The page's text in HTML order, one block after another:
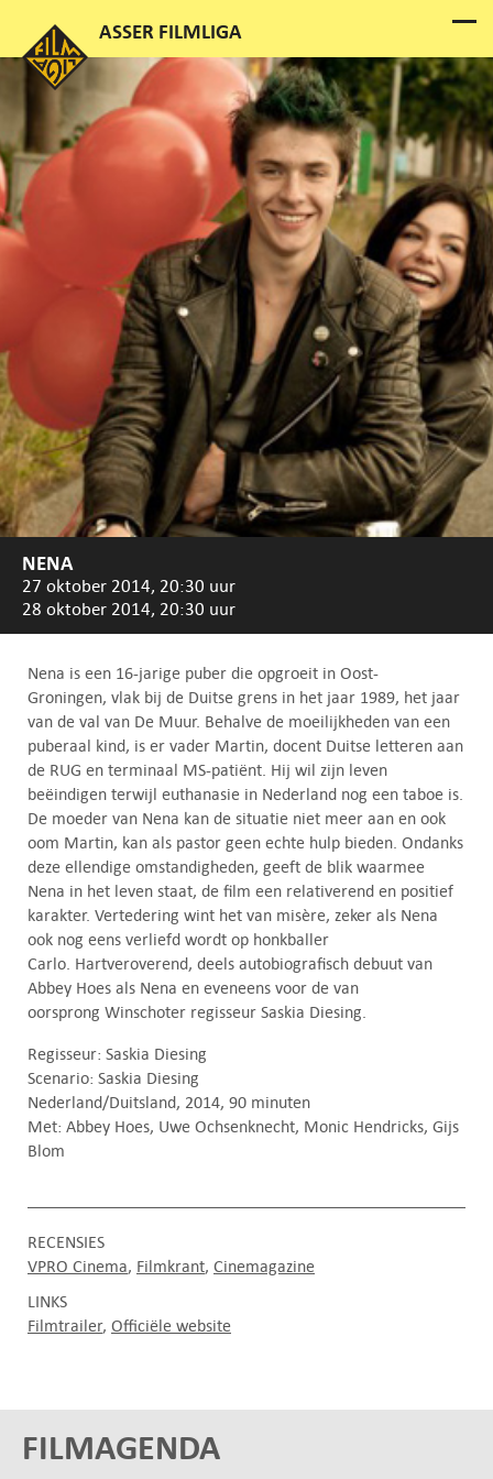
NENA
27 oktober 2014, 20:30 uur
28 oktober 2014, 20:30 uur
Nena is een 16-jarige puber die opgroeit in Oost-
Groningen, vlak bij de Duitse grens in het jaar 1989, het jaar
van de val van De Muur. Behalve de moeilijkheden van een
puberaal kind, is er vader Martin, docent Duitse letteren aan
de RUG en terminaal MS-patiënt. Hij wil zijn leven
beëindigen terwijl euthanasie in Nederland nog een taboe is.
De moeder van Nena kan de situatie niet meer aan en ook
oom Martin, kan als pastor geen echte hulp bieden. Ondanks
deze ellendige omstandigheden, geeft de blik waarmee
Nena in het leven staat, de film een relativerend en positief
karakter. Vertedering wint het van misère, zeker als Nena
ook nog eens verliefd wordt op honkballer
Carlo. Hartveroverend, deels autobiografisch debuut van
Abbey Hoes als Nena en eveneens voor de van
oorsprong Winschoter regisseur Saskia Diesing.
Regisseur: Saskia Diesing
Scenario: Saskia Diesing
Nederland/Duitsland, 2014, 90 minuten
Met: Abbey Hoes, Uwe Ochsenknecht, Monic Hendricks, Gijs
Blom
RECENSIES
VPRO Cinema Filmkrant Cinemagazine
LINKS
Filmtrailer Officiële website
FILMAGENDA